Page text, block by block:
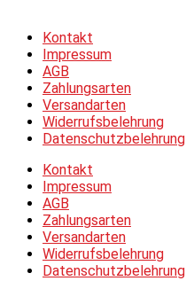
Kontakt
Impressum
AGB
Zahlungsarten
Versandarten
Widerrufsbelehrung
Datenschutzbelehrung
Kontakt
Impressum
AGB
Zahlungsarten
Versandarten
Widerrufsbelehrung
Datenschutzbelehrung